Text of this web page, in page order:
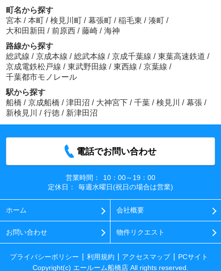
町名から探す
宮本 / 本町 / 検見川町 / 幕張町 / 稲毛東 / 湊町 /
大和田新田 / 前原西 / 藤崎 / 海神
路線から探す
総武線 / 京成本線 / 総武本線 / 京成千葉線 / 東葉高速鉄道 /
京成電鉄松戸線 / 東武野田線 / 東西線 / 京葉線 /
千葉都市モノレール
駅から探す
船橋 / 京成船橋 / 津田沼 / 大神宮下 / 千葉 / 検見川 / 幕張 /
新検見川
/ 行徳 / 新津田沼
電話でお問い合わせ
営業時間：
10：00～19：00
定休日：
毎週水曜日(祝日の場合は営業)
ホーム 会社概要
お問い合わせ 物件リクエスト
プライバシーポリシー 利用規約 アクセスマップ
PCサイト
Copyright(c) エールーム船橋店 All rights reserved.